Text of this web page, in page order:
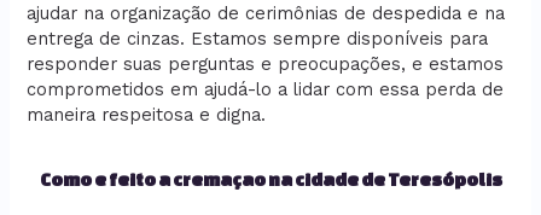
ajudar na organização de cerimônias de despedida e na
entrega de cinzas. Estamos sempre disponíveis para
responder suas perguntas e preocupações, e estamos
comprometidos em ajudá-lo a lidar com essa perda de
maneira respeitosa e digna.
Como e feito a cremaçao na cidade de Teresópolis